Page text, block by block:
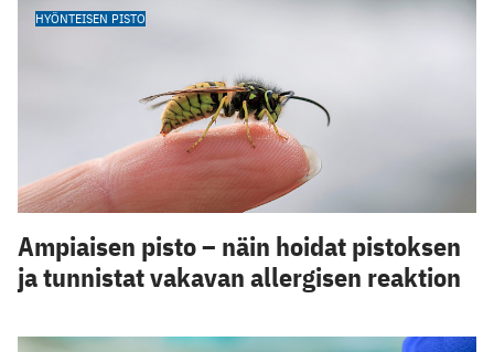
HYÖNTEISEN PISTO
Ampiaisen pisto – näin hoidat pistoksen
ja tunnistat vakavan allergisen reaktion